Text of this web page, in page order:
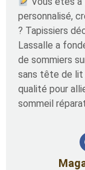
personnalisé,
? Tapissiers
Lassalle a
de sommiers
sans tête de lit
qualité pour
sommeil